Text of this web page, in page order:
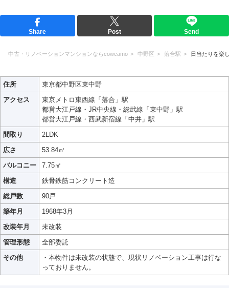
Share Post Send
中古・リノベーションマンションならcowcamo 中野区 落合駅 日当たりを楽
住所
東京都中野区東中野
アクセス
東京メトロ東西線「落合」駅
都営大江戸線・JR中央線・総武線「東中野」駅
都営大江戸線・西武新宿線「中井」駅
間取り
2LDK
広さ
53.84㎡
バルコニー
7.75㎡
構造
鉄骨鉄筋コンクリート造
総戸数
90戸
築年月
1968年3月
改装年月
未改装
管理形態
全部委託
その他
・本物件は未改装の状態で、現状リノベーション工事は行な
っておりません。